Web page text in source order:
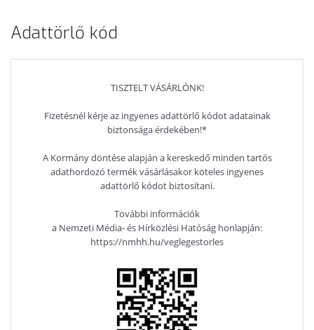
Adattörlő kód
TISZTELT VÁSÁRLÓNK!
Fizetésnél kérje az ingyenes adattörlő kódot adatainak
biztonsága érdekében!*
A Kormány döntése alapján a kereskedő minden tartós
adathordozó termék vásárlásakor köteles ingyenes
adattörlő kódot biztosítani.
További információk
a Nemzeti Média- és Hírközlési Hatóság honlapján:
https://nmhh.hu/veglegestorles